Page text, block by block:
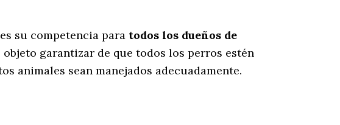
su competencia para todos los dueños de
garantizar de que todos los perros estén
animales sean manejados adecuadamente.